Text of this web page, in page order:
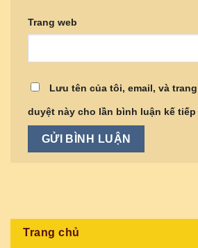
Trang web
Lưu tên của tôi, email, và
duyệt này cho lần bình luận kế tiếp
Trang chủ